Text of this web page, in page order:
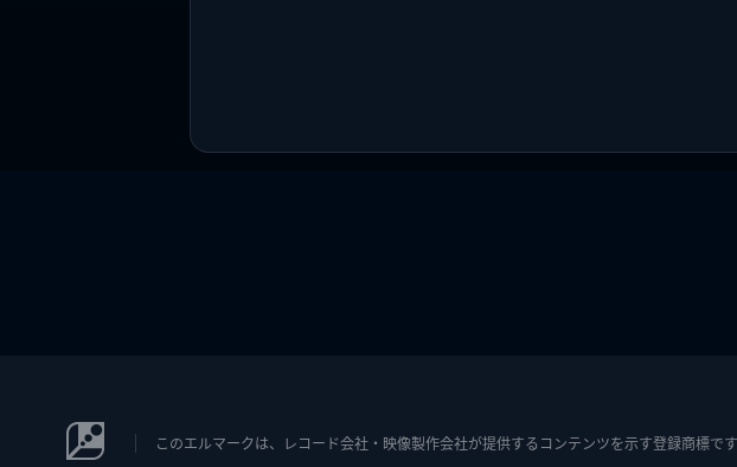
このエルマークは、レコード会社・映像製作会社が提供するコンテンツを示す登録商標で